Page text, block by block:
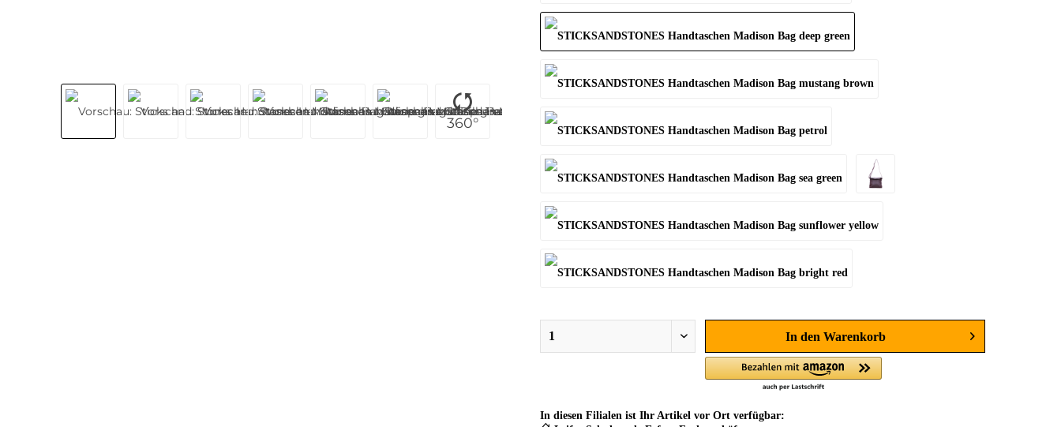
360°
In den Warenkorb
In diesen Filialen ist Ihr Artikel vor Ort verfügbar: